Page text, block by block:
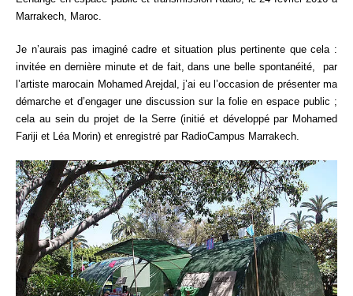
Marrakech, Maroc.
Je n’aurais pas imaginé cadre et situation plus pertinente que cela :
invitée en dernière minute et de fait, dans une belle spontanéité, par
l’artiste marocain Mohamed Arejdal , j’ai eu l’occasion de présenter ma
démarche et d’engager une discussion sur la folie en espace public ;
cela au sein du projet de la Serre (initié et développé par Mohamed
Fariji et Léa Morin) et enregistré par RadioCampus Marrakech.